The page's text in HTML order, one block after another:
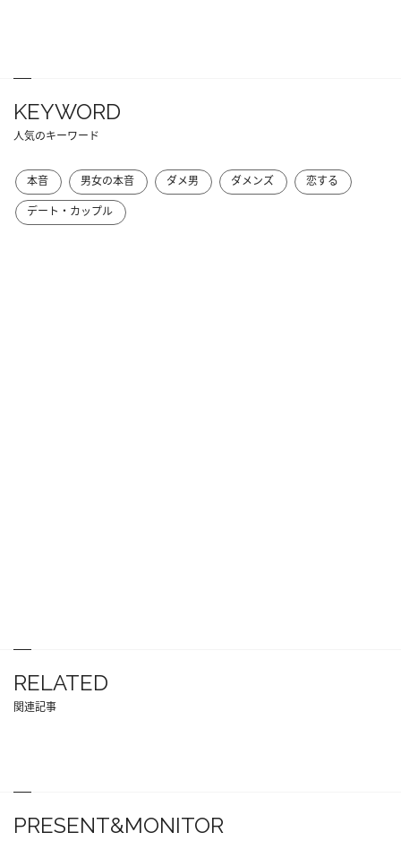
KEYWORD
人気のキーワード
本音 男女の本音 ダメ男 ダメンズ
恋する
デート・カップル
RELATED
関連記事
PRESENT&MONITOR